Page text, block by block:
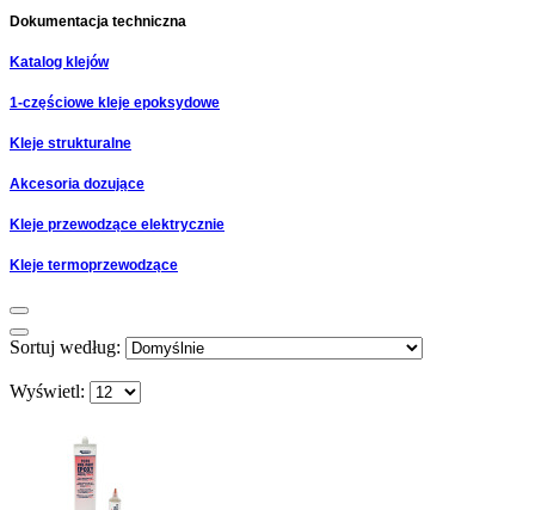
Dokumentacja techniczna
Katalog klejów
1-częściowe kleje epoksydowe
Kleje strukturalne
Akcesoria dozujące
Kleje przewodzące elektrycznie
Kleje termoprzewodzące
Sortuj według:
Wyświetl: